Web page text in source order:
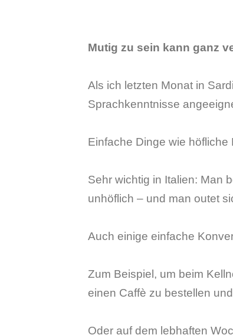
Mutig zu sein kann ganz
Als ich letzten Monat in
Sprachkenntnisse
Einfache Dinge wie
Sehr wichtig in Italien: Man
unhöflich – und man outet
Auch einige einfache
Zum Beispiel, um beim
einen Caffè zu bestellen
Oder auf dem lebhaften